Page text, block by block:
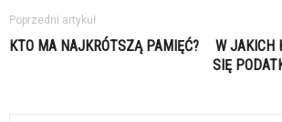
Poprzedni artykuł
KTO MA NAJKRÓTSZĄ PAMIĘĆ?
W JAKICH
SIĘ